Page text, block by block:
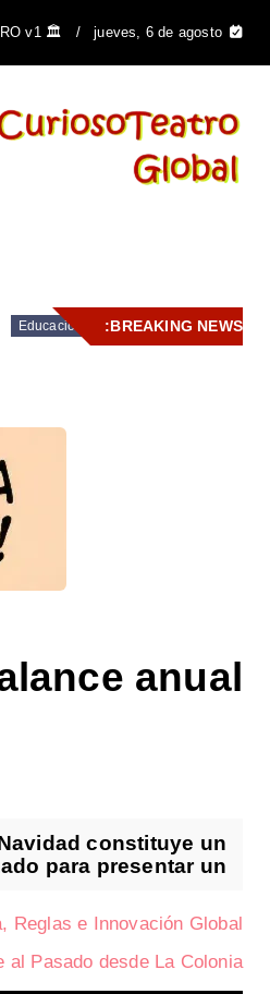
jueves, 6 de agosto
🏛️ SISTEMA LEGAL CURIOSOTEATRO v1
Escudo de Venezuela y
su importancia ...
BREAKING NEWS:
Educación
anual
constituye un
para presentar un...
Reglas e Innovación Global
al Pasado desde La Colonia